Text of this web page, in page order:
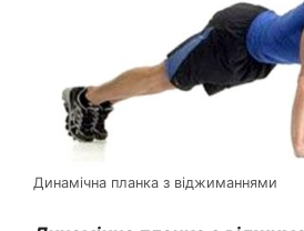
Динамічна планка з віджиманнями